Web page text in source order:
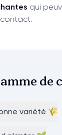
qui
de
variété 🌾